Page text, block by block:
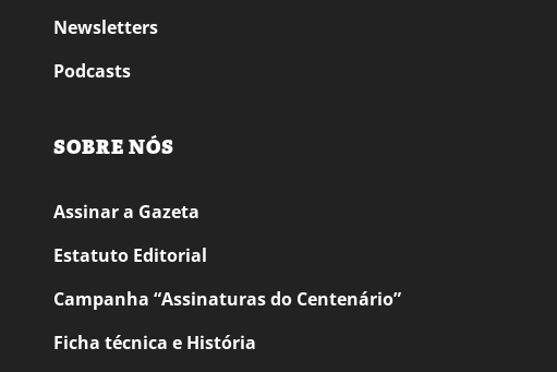
Newsletters
Podcasts
SOBRE NÓS
Assinar a Gazeta
Estatuto Editorial
Campanha “Assinaturas do Centenário”
Ficha técnica e História